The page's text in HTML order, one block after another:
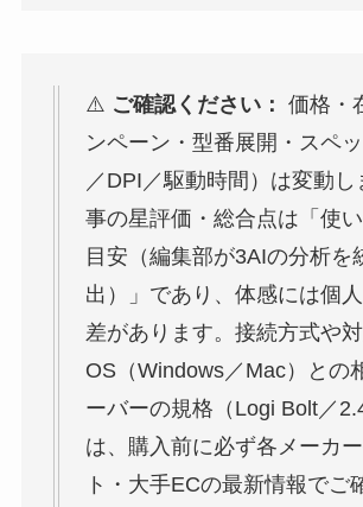
⚠️ ご確認ください： 価格・
ンペーン・型番展開・スペ
／DPI／駆動時間）は変動し
事の星評価・総合点は「使
目安（編集部が3AIの分析を
出）」であり、体感には個
差があります。接続方式や
OS（Windows／Mac）との
ーバーの規格（Logi Bolt／
は、購入前に必ず各メーカ
ト・大手ECの最新情報でご